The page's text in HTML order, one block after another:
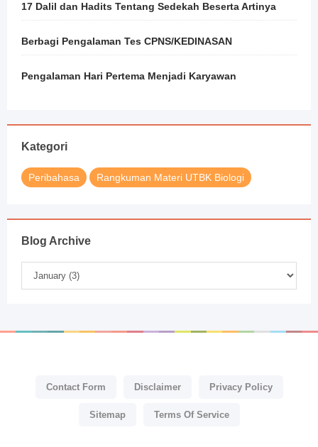
17 Dalil dan Hadits Tentang Sedekah Beserta Artinya
Berbagi Pengalaman Tes CPNS/KEDINASAN
Pengalaman Hari Pertema Menjadi Karyawan
Kategori
Peribahasa Rangkuman Materi UTBK Biologi
Blog Archive
Contact Form Disclaimer Privacy Policy
Sitemap Terms Of Service